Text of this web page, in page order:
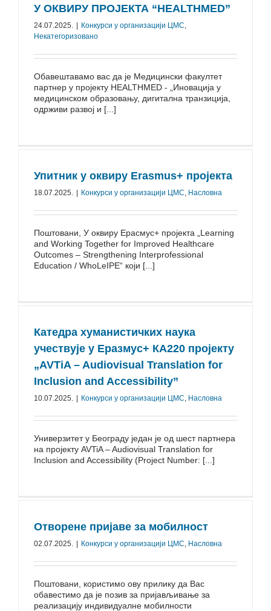
У ОКВИРУ ПРОЈЕКТА “HEALTHMED”
24.07.2025. Конкурси у организацији ЦМС,
Некатегоризовано
Обавештавамо вас да је Медицински факултет
партнер у пројекту HEALTHMED - „Иновација у
медицинском образовању, дигитална транзиција,
одрживи развој и [...]
Упитник у оквиру Erasmus+ пројекта
18.07.2025. Конкурси у организацији ЦМС, Насловна
Поштовани, У оквиру Ерасмус+ пројекта „Learning
and Working Together for Improved Healthcare
Outcomes – Strengthening Interprofessional
Education / WhoLeIPE“ који [...]
Кaтeдрa хумaнистичких нaукa
учeствуje у Eрaзмус+ КA220 прojeкту
„AVTiA – Audiovisual Translation for
Inclusion and Accessibility”
10.07.2025. Конкурси у организацији ЦМС, Насловна
Универзитет у Београду један је од шест партнера
на пројекту AVTiA – Audiovisual Translation for
Inclusion and Accessibility (Project Number: [...]
Отворене пријаве за мобилност
02.07.2025. Конкурси у организацији ЦМС, Насловна
Поштовани, користимо ову прилику да Вас
обавестимо да јe позив за пријављивање за
реализацију индивидуалне мобилности